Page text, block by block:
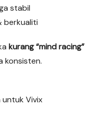
stabil
berkualiti
kurang “mind racing”
konsisten.
untuk Vivix